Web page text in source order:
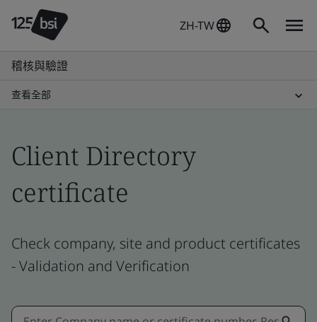
ZH-TW
稽核與驗證
查看全部
Client Directory
certificate
Check company, site and product certificates
- Validation and Verification